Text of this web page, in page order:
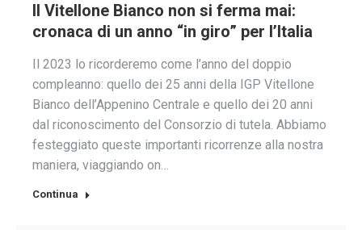
Il Vitellone Bianco non si ferma mai:
cronaca di un anno “in giro” per l’Italia
Il 2023 lo ricorderemo come l’anno del doppio
compleanno: quello dei 25 anni della IGP Vitellone
Bianco dell’Appenino Centrale e quello dei 20 anni
dal riconoscimento del Consorzio di tutela. Abbiamo
festeggiato queste importanti ricorrenze alla nostra
maniera, viaggiando on…
Continua